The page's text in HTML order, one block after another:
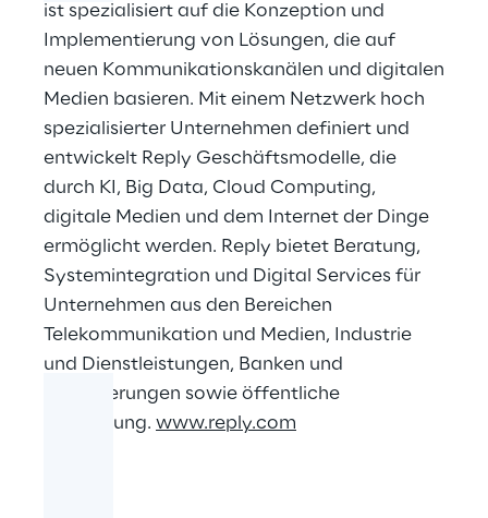
ist spezialisiert auf die Konzeption und
Implementierung von Lösungen, die auf
neuen Kommunikationskanälen und digitalen
Medien basieren. Mit einem Netzwerk hoch
spezialisierter Unternehmen definiert und
entwickelt Reply Geschäftsmodelle, die
durch KI, Big Data, Cloud Computing,
digitale Medien und dem Internet der Dinge
ermöglicht werden. Reply bietet Beratung,
Systemintegration und Digital Services für
Unternehmen aus den Bereichen
Telekommunikation und Medien, Industrie
und Dienstleistungen, Banken und
Versicherungen sowie öffentliche
Verwaltung. www.reply.com